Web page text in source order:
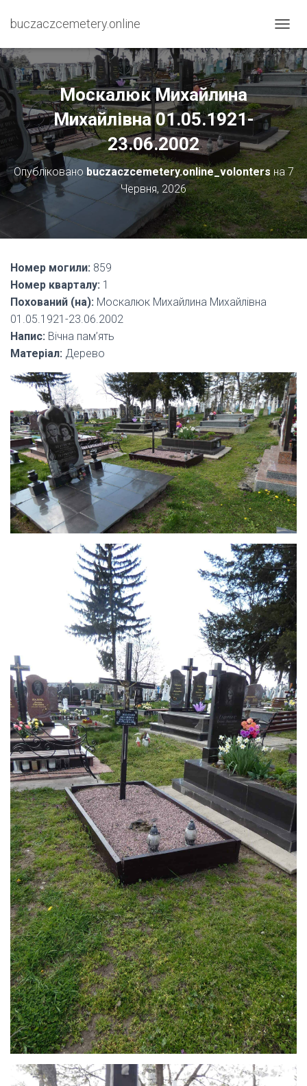
buczaczcemetery.online
Е
Р
Е
М
К
Н
У
Т
Н
А
В
І
Г
А
Москалюк Михайлина
Михайлівна 01.05.1921-
23.06.2002
Опубліковано buczaczcemetery.online_volontersна7
Червня, 2026
Номер могили: 859
Номер кварталу: 1
Похований (на): Москалюк Михайлина Михайлівна
01.05.1921-23.06.2002
Напис: Вічна пам’ять
Матеріал: Дерево